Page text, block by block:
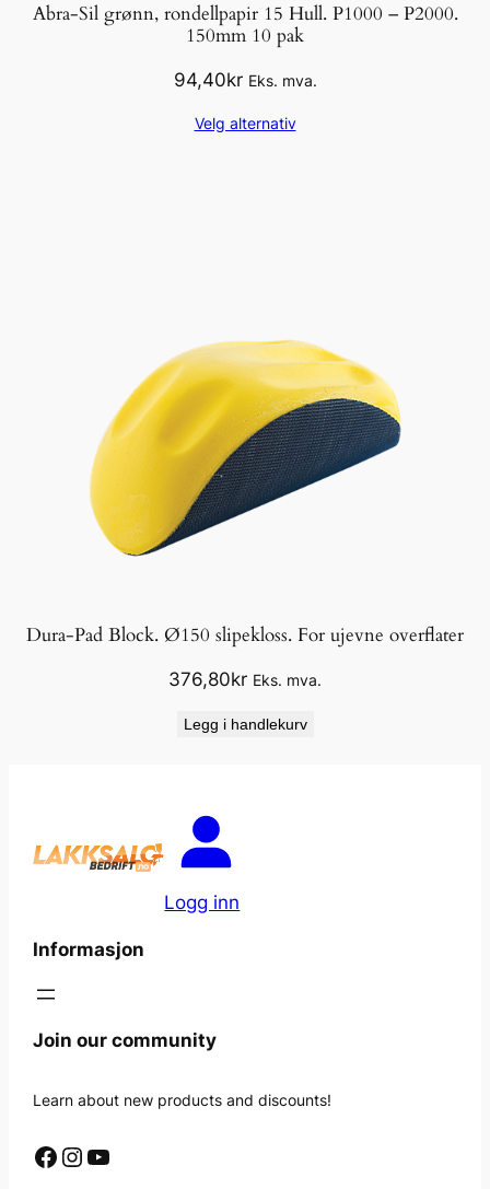
Abra-Sil grønn, rondellpapir 15 Hull. P1000 – P2000.
150mm 10 pak
94,40kr Eks. mva.
Velg alternativ
Dura-Pad Block. Ø150 slipekloss. For ujevne overflater
376,80kr Eks. mva.
Legg i handlekurv
Logg inn
Informasjon
Join our community
Learn about new products and discounts!
Facebook InstagramYouTube